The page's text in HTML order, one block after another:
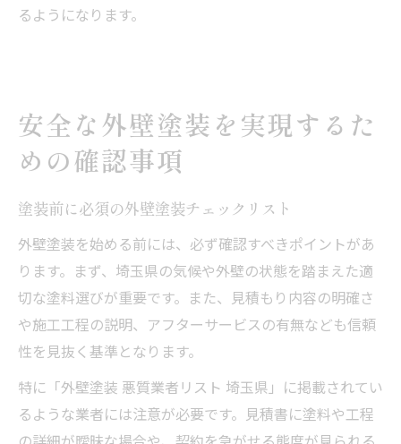
るようになります。
安全な外壁塗装を実現するた
めの確認事項
塗装前に必須の外壁塗装チェックリスト
外壁塗装を始める前には、必ず確認すべきポイントがあ
ります。まず、埼玉県の気候や外壁の状態を踏まえた適
切な塗料選びが重要です。また、見積もり内容の明確さ
や施工工程の説明、アフターサービスの有無なども信頼
性を見抜く基準となります。
特に「外壁塗装 悪質業者リスト 埼玉県」に掲載されてい
るような業者には注意が必要です。見積書に塗料や工程